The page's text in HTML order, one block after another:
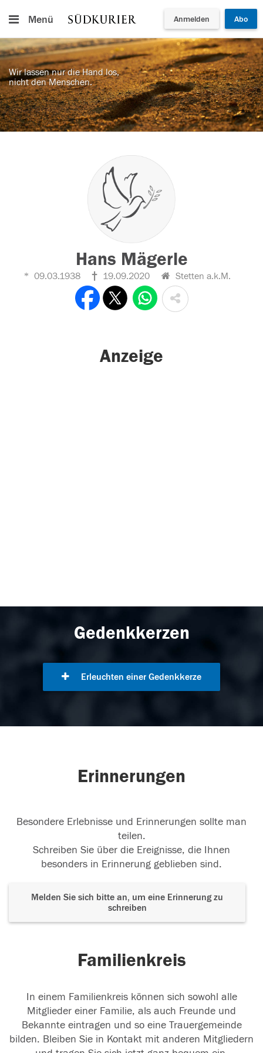
Menü Anmelden Abo
Wir lassen nur die Hand los,
nicht den Menschen.
Hans Mägerle
09.03.1938 19.09.2020 Stetten a.k.M.
Anzeige
Gedenkkerzen
Erleuchten einer Gedenkkerze
Erinnerungen
Besondere Erlebnisse und Erinnerungen sollte man
teilen.
Schreiben Sie über die Ereignisse, die Ihnen
besonders in Erinnerung geblieben sind.
Melden Sie sich bitte an, um eine Erinnerung zu
schreiben
Familienkreis
In einem Familienkreis können sich sowohl alle
Mitglieder einer Familie, als auch Freunde und
Bekannte eintragen und so eine Trauergemeinde
bilden. Bleiben Sie in Kontakt mit anderen Mitgliedern